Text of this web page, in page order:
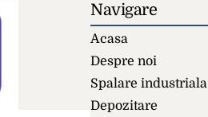
Navigare
Acasa
Despre noi
Spalare industriala
Depozitare